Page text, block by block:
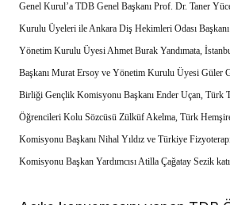
Genel Kurul’a TDB Genel Başkanı Prof. Dr. Taner
Kurulu Üyeleri ile Ankara Diş Hekimleri Odası
Yönetim Kurulu Üyesi Ahmet Burak Yandımata,
Başkanı Murat Ersoy ve Yönetim Kurulu Üyesi Güler
Birliği Gençlik Komisyonu Başkanı Ender Uçan, Türk
Öğrencileri Kolu Sözcüsü Zülküf Akelma, Türk
Komisyonu Başkanı Nihal Yıldız ve Türkiye
Komisyonu Başkan Yardımcısı Atilla Çağatay Sezik